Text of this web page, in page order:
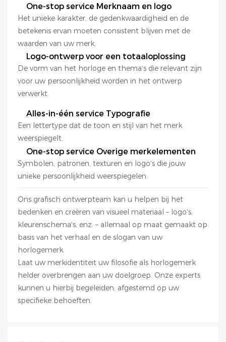
One-stop service Merknaam en logo
Het unieke karakter, de gedenkwaardigheid en de
betekenis ervan moeten consistent blijven met de
waarden van uw merk.
Logo-ontwerp voor een totaaloplossing
De vorm van het horloge en thema's die relevant zijn
voor uw persoonlijkheid worden in het ontwerp
verwerkt.
Alles-in-één service Typografie
Een lettertype dat de toon en stijl van het merk
weerspiegelt.
One-stop service Overige merkelementen
Symbolen, patronen, texturen en logo's die jouw
unieke persoonlijkheid weerspiegelen.
Ons grafisch ontwerpteam kan u helpen bij het
bedenken en creëren van visueel materiaal – logo's,
kleurenschema's, enz. – allemaal op maat gemaakt op
basis van het verhaal en de slogan van uw
horlogemerk.
Laat uw merkidentiteit uw filosofie als horlogemerk
helder overbrengen aan uw doelgroep. Onze experts
kunnen u hierbij begeleiden, afgestemd op uw
specifieke behoeften.